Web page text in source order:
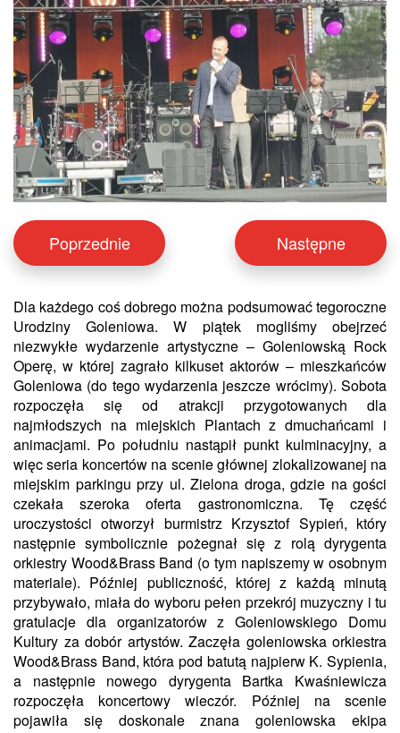
Poprzednie Następne
Dla każdego coś dobrego można podsumować tegoroczne
Urodziny Goleniowa. W piątek mogliśmy obejrzeć
niezwykłe wydarzenie artystyczne – Goleniowską Rock
Operę, w której zagrało kilkuset aktorów – mieszkańców
Goleniowa (do tego wydarzenia jeszcze wrócimy). Sobota
rozpoczęła się od atrakcji przygotowanych dla
najmłodszych na miejskich Plantach z dmuchańcami i
animacjami. Po południu nastąpił punkt kulminacyjny, a
więc seria koncertów na scenie głównej zlokalizowanej na
miejskim parkingu przy ul. Zielona droga, gdzie na gości
czekała szeroka oferta gastronomiczna. Tę część
uroczystości otworzył burmistrz Krzysztof Sypień, który
następnie symbolicznie pożegnał się z rolą dyrygenta
orkiestry Wood&Brass Band (o tym napiszemy w osobnym
materiale). Później publiczność, której z każdą minutą
przybywało, miała do wyboru pełen przekrój muzyczny i tu
gratulacje dla organizatorów z Goleniowskiego Domu
Kultury za dobór artystów. Zaczęła goleniowska orkiestra
Wood&Brass Band, która pod batutą najpierw K. Sypienia,
a następnie nowego dyrygenta Bartka Kwaśniewicza
rozpoczęła koncertowy wieczór. Później na scenie
pojawiła się doskonale znana goleniowska ekipa